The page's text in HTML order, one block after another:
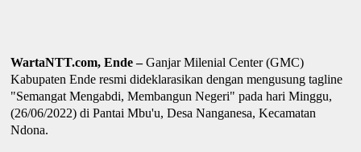
WartaNTT.com, Ende –Ganjar Milenial Center (GMC)
Kabupaten Ende resmi dideklarasikan dengan mengusung tagline
"Semangat Mengabdi, Membangun Negeri" pada hari Minggu,
(26/06/2022) di Pantai Mbu'u, Desa Nanganesa, Kecamatan
Ndona.